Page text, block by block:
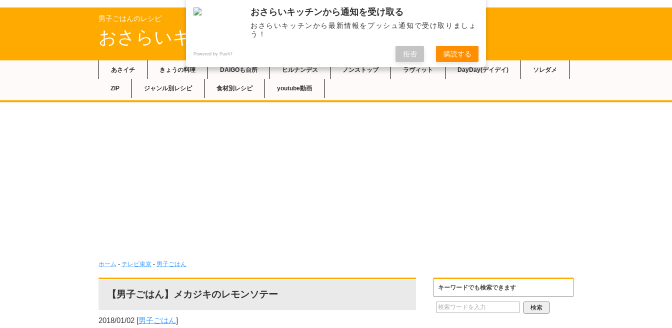
男子ごはんのレシピ
おさらいキッチン
あさイチ きょうの料理 DAIGOも台所 ヒルナンデス ノンストップ ラヴィット DayDay(デイデイ) ソレダメ
ZIP ジャンル別レシピ 食材別レシピ youtube動画
ホーム - テレビ東京 - 男子ごはん
【男子ごはん】メカジキのレモンソテー
2018/01/02 [男子ごはん]
キーワードでも検索できます
おさらいキッチンから通知を受け取る
おさらいキッチンから最新情報をプッシュ通知で受け取りましょ
う！
Powered by Push7 拒否 購読する